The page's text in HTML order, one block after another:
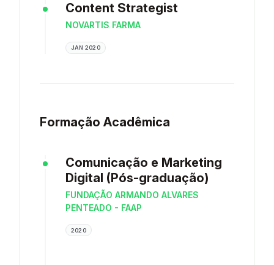
Content Strategist
NOVARTIS FARMA
JAN 2020
Formação Acadêmica
Comunicação e Marketing
Digital (Pós-graduação)
FUNDAÇÃO ARMANDO ALVARES
PENTEADO - FAAP
2020